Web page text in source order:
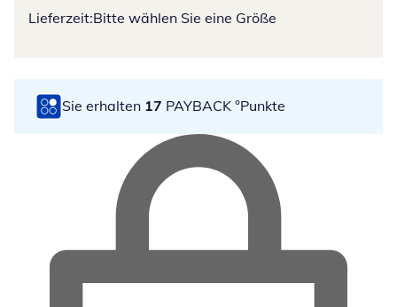
Lieferzeit:Bitte wählen Sie eine Größe
Sie erhalten 17 PAYBACK °Punkte